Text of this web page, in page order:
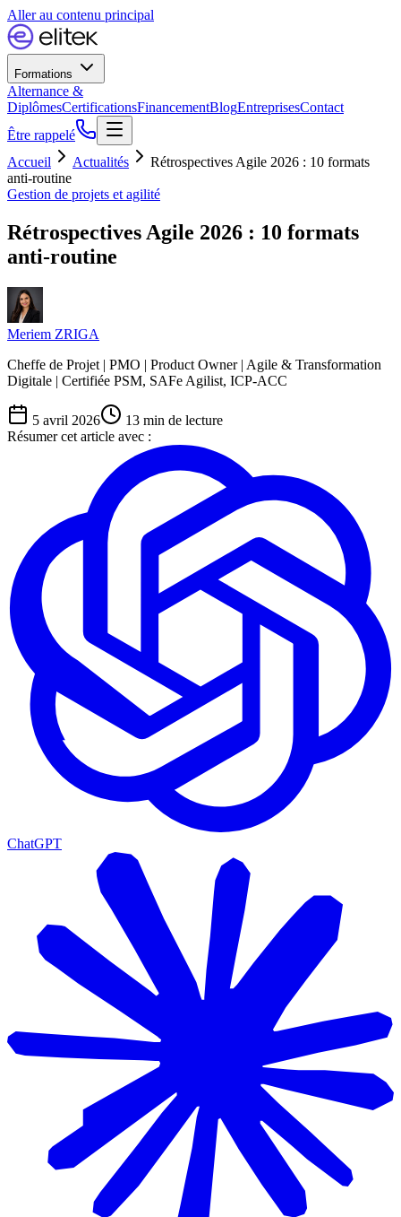
Aller au contenu principal
Formations
Alternance &
DiplômesCertificationsFinancementBlogEntreprisesContact
Être rappelé
Accueil
Actualités
Rétrospectives Agile 2026 : 10 formats
anti-routine
Gestion de projets et agilité
Rétrospectives Agile 2026 : 10 formats
anti-routine
Meriem ZRIGA
Cheffe de Projet | PMO | Product Owner | Agile & Transformation
Digitale | Certifiée PSM, SAFe Agilist, ICP-ACC
5 avril 2026 13 min de lecture
Résumer cet article avec :
ChatGPT